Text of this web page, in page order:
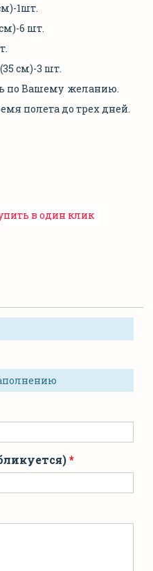
1шт.
6 шт.
см)-3 шт.
по Вашему желанию.
полета до трех дней.
в один клик